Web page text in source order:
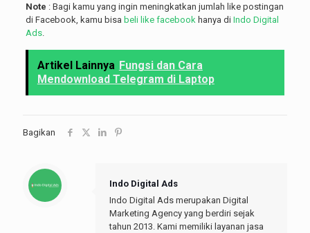
Note : Bagi kamu yang ingin meningkatkan jumlah like postingan
di Facebook, kamu bisa beli like facebook hanya di Indo Digital
Ads.
Artikel Lainnya Fungsi dan Cara
Mendownload Telegram di Laptop
Bagikan
Indo Digital Ads
Indo Digital Ads merupakan Digital
Marketing Agency yang berdiri sejak
tahun 2013. Kami memiliki layanan jasa